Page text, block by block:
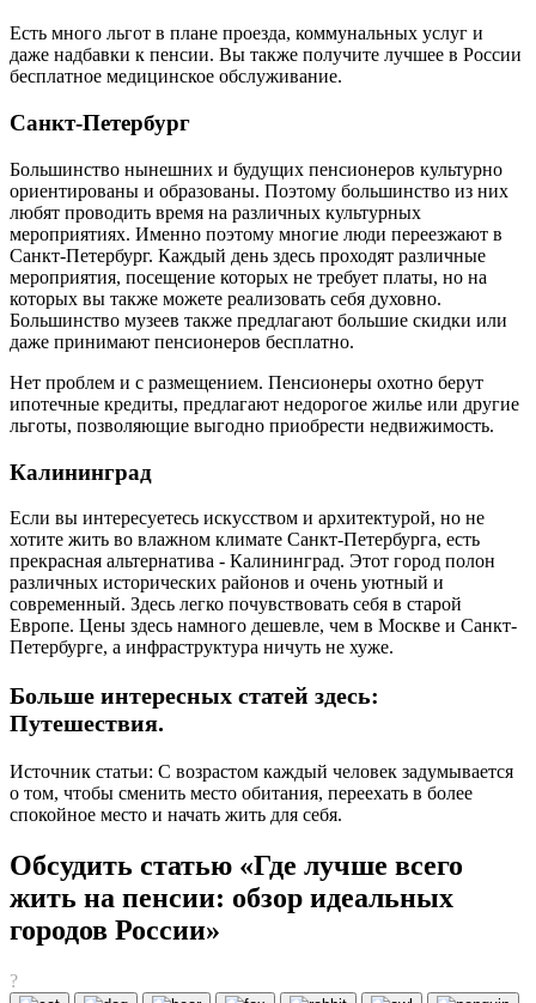
Есть много льгот в плане проезда, коммунальных услуг и
даже надбавки к пенсии. Вы также получите лучшее в России
бесплатное медицинское обслуживание.
Санкт-Петербург
Большинство нынешних и будущих пенсионеров культурно
ориентированы и образованы. Поэтому большинство из них
любят проводить время на различных культурных
мероприятиях. Именно поэтому многие люди переезжают в
Санкт-Петербург. Каждый день здесь проходят различные
мероприятия, посещение которых не требует платы, но на
которых вы также можете реализовать себя духовно.
Большинство музеев также предлагают большие скидки или
даже принимают пенсионеров бесплатно.
Нет проблем и с размещением. Пенсионеры охотно берут
ипотечные кредиты, предлагают недорогое жилье или другие
льготы, позволяющие выгодно приобрести недвижимость.
Калининград
Если вы интересуетесь искусством и архитектурой, но не
хотите жить во влажном климате Санкт-Петербурга, есть
прекрасная альтернатива - Калининград. Этот город полон
различных исторических районов и очень уютный и
современный. Здесь легко почувствовать себя в старой
Европе. Цены здесь намного дешевле, чем в Москве и Санкт-
Петербурге, а инфраструктура ничуть не хуже.
Больше интересных статей здесь:
Путешествия.
Источник статьи: С возрастом каждый человек задумывается
о том, чтобы сменить место обитания, переехать в более
спокойное место и начать жить для себя.
Обсудить статью «Где лучше всего
жить на пенсии: обзор идеальных
городов России»
?